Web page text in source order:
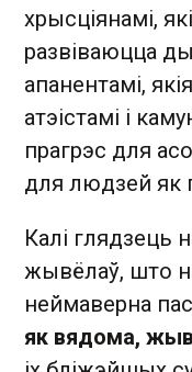
хрысціянамі,
развіваюцца ды
апанентамі,
атэістамі і
прагрэс для
для людзей як
Калі глядзець
жывёлаў, што
неймаверна
як вядома,